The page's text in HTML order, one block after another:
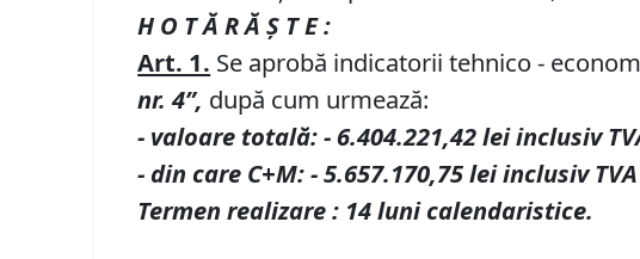
H O T Ă R Ă Ş T E :
Art. 1. Se aprobă indicatorii tehnico -
nr. 4”, după cum urmează:
- valoare totală:-6.404.221,42leiinclusiv
- din care C+M:-5.657.170,75lei inclusiv TVA
Termen realizare : 14 luni calendaristice.